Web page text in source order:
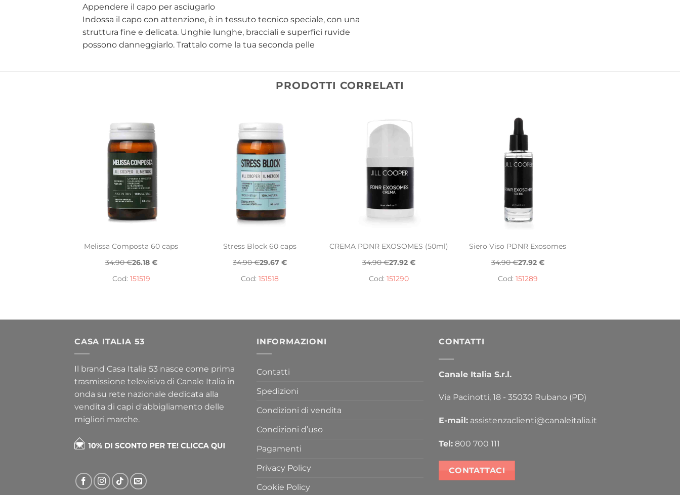
Appendere il capo per asciugarlo
Indossa il capo con attenzione, è in tessuto tecnico speciale, con una
struttura fine e delicata. Unghie lunghe, bracciali e superfici ruvide
possono danneggiarlo. Trattalo come la tua seconda pelle
PRODOTTI CORRELATI
Melissa Composta 60 caps
34.90 €26.18 €
Cod: 151519
Stress Block 60 caps
34.90 €29.67 €
Cod:151518
CREMA PDNR EXOSOMES (50ml)
34.90 €27.92 €
Cod: 151290
Siero Viso PDNR Exosomes
34.90 €27.92 €
Cod: 151289
CASA ITALIA 53
Il brand Casa Italia 53 nasce come prima
trasmissione televisiva di Canale Italia in
onda su rete nazionale dedicata alla
vendita di capi d'abbigliamento delle
migliori marche.
INFORMAZIONI
Contatti
Spedizioni
Condizioni di vendita
Condizioni d’uso
Pagamenti
Privacy Policy
Cookie Policy
CONTATTI
Canale Italia S.r.l.
Via Pacinotti, 18 - 35030 Rubano (PD)
E-mail: assistenzaclienti@canaleitalia.it
Tel: 800 700 111
CONTATTACI